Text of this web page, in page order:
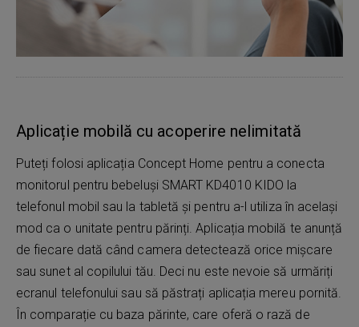
Aplicație mobilă cu acoperire nelimitată
Puteți folosi aplicația Concept Home pentru a conecta
monitorul pentru bebeluși SMART KD4010 KIDO la
telefonul mobil sau la tabletă și pentru a-l utiliza în același
mod ca o unitate pentru părinți. Aplicația mobilă te anunță
de fiecare dată când camera detectează orice mișcare
sau sunet al copilului tău. Deci nu este nevoie să urmăriți
ecranul telefonului sau să păstrați aplicația mereu pornită.
În comparație cu baza părinte, care oferă o rază de